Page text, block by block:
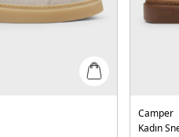
Camper
Kadın